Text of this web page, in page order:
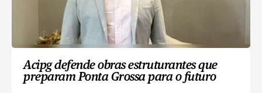
Acipg defende obras estruturantes que
preparam Ponta Grossa para o futuro